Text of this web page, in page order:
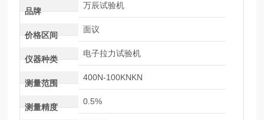
品牌
万辰试验机
价格区间
面议
仪器种类
电子拉力试验机
测量范围
400N-100KNKN
测量精度
0.5%